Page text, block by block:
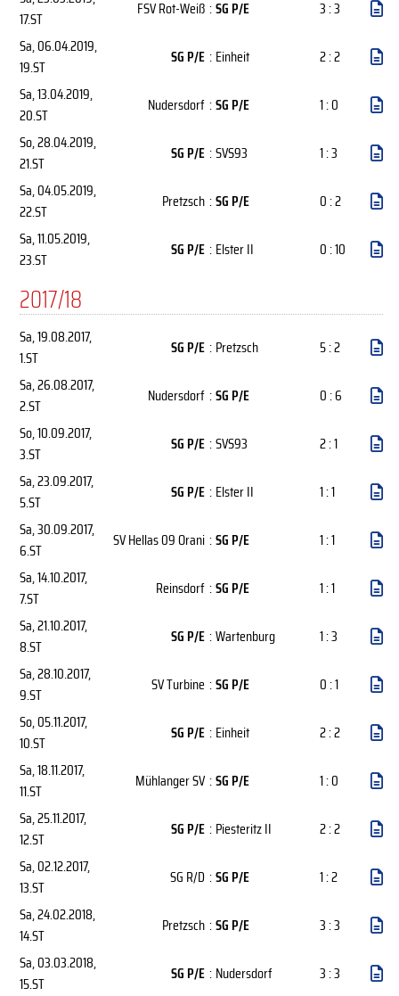
17.ST
FSV Rot-Weiß :SG P/E
3 : 3
Sa, 06.04.2019,
19.ST
SG P/E : Einheit
2 : 2
Sa, 13.04.2019,
20.ST
Nudersdorf :SG P/E
1 : 0
So, 28.04.2019,
21.ST
SG P/E :SVS93
1 : 3
Sa, 04.05.2019,
22.ST
Pretzsch :SG P/E
0 : 2
Sa, 11.05.2019,
23.ST
SG P/E : Elster II 0 : 10
2017/18
Sa, 19.08.2017,
1.ST
SG P/E : Pretzsch
5 : 2
Sa, 26.08.2017,
2.ST
Nudersdorf :SG P/E
0 : 6
So, 10.09.2017,
3.ST
SG P/E :SVS93
2 : 1
Sa, 23.09.2017,
5.ST
SG P/E : Elster II
1 : 1
Sa, 30.09.2017,
6.ST
SV Hellas 09 Orani :SG P/E
1 : 1
Sa, 14.10.2017,
7.ST
Reinsdorf :SG P/E
1 : 1
Sa, 21.10.2017,
8.ST
SG P/E :Wartenburg
1 : 3
Sa, 28.10.2017,
9.ST
SV Turbine :SG P/E
0 : 1
So, 05.11.2017,
10.ST
SG P/E : Einheit
2 : 2
Sa, 18.11.2017,
11.ST
Mühlanger SV :SG P/E
1 : 0
Sa, 25.11.2017,
12.ST
SG P/E : Piesteritz II
2 : 2
Sa, 02.12.2017,
13.ST
SG R/D :SG P/E
1 : 2
Sa, 24.02.2018,
14.ST
Pretzsch :SG P/E
3 : 3
Sa, 03.03.2018,
15.ST
SG P/E : Nudersdorf
3 : 3